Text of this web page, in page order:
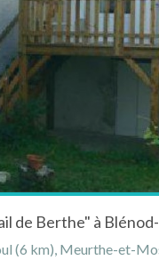
(6 km), Meurthe-et-